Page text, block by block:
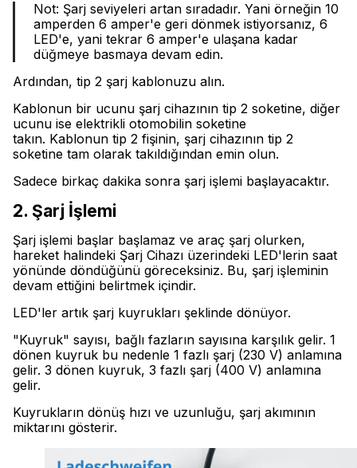
Not: Şarj seviyeleri artan sıradadır. Yani örneğin 10
amperden 6 amper'e geri dönmek istiyorsanız, 6
LED'e, yani tekrar 6 amper'e ulaşana kadar
düğmeye basmaya devam edin.
Ardından, tip 2 şarj kablonuzu alın.
Kablonun bir ucunu şarj cihazının tip 2 soketine, diğer
ucunu ise elektrikli otomobilin soketine
takın. Kablonun tip 2 fişinin, şarj cihazının tip 2
soketine tam olarak takıldığından emin olun.
Sadece birkaç dakika sonra şarj işlemi başlayacaktır.
2. Şarj İşlemi
Şarj işlemi başlar başlamaz ve araç şarj olurken,
hareket halindeki Şarj Cihazı üzerindeki LED'lerin saat
yönünde döndüğünü göreceksiniz. Bu, şarj işleminin
devam ettiğini belirtmek içindir.
LED'ler artık şarj kuyrukları şeklinde dönüyor.
"Kuyruk" sayısı, bağlı fazların sayısına karşılık gelir. 1
dönen kuyruk bu nedenle 1 fazlı şarj (230 V) anlamına
gelir. 3 dönen kuyruk, 3 fazlı şarj (400 V) anlamına
gelir.
Kuyrukların dönüş hızı ve uzunluğu, şarj akımının
miktarını gösterir.